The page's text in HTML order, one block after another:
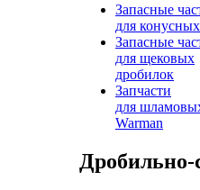
Запасные
для
Запасные
для щековых
дробилок
Запчасти
для
Warman
Дробильно-